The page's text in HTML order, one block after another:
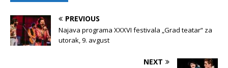
PREVIOUS
Najava programa XXXVI festivala „Grad teatar“ za
utorak, 9. avgust
NEXT